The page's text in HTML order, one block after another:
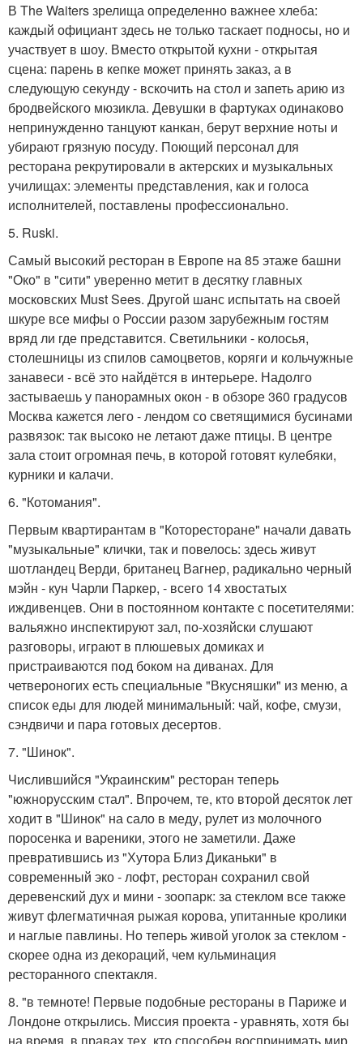
В The Waiters зрелища определенно важнее хлеба:
каждый официант здесь не только таскает подносы, но и
участвует в шоу. Вместо открытой кухни - открытая
сцена: парень в кепке может принять заказ, а в
следующую секунду - вскочить на стол и запеть арию из
бродвейского мюзикла. Девушки в фартуках одинаково
непринужденно танцуют канкан, берут верхние ноты и
убирают грязную посуду. Поющий персонал для
ресторана рекрутировали в актерских и музыкальных
училищах: элементы представления, как и голоса
исполнителей, поставлены профессионально.
5. Ruski.
Самый высокий ресторан в Европе на 85 этаже башни
"Око" в "сити" уверенно метит в десятку главных
московских Must Sees. Другой шанс испытать на своей
шкуре все мифы о России разом зарубежным гостям
вряд ли где представится. Светильники - колосья,
столешницы из спилов самоцветов, коряги и кольчужные
занавеси - всё это найдётся в интерьере. Надолго
застываешь у панорамных окон - в обзоре 360 градусов
Москва кажется лего - лендом со светящимися бусинами
развязок: так высоко не летают даже птицы. В центре
зала стоит огромная печь, в которой готовят кулебяки,
курники и калачи.
6. "Котомания".
Первым квартирантам в "Которесторане" начали давать
"музыкальные" клички, так и повелось: здесь живут
шотландец Верди, британец Вагнер, радикально черный
мэйн - кун Чарли Паркер, - всего 14 хвостатых
иждивенцев. Они в постоянном контакте с посетителями:
вальяжно инспектируют зал, по-хозяйски слушают
разговоры, играют в плюшевых домиках и
пристраиваются под боком на диванах. Для
четвероногих есть специальные "Вкусняшки" из меню, а
список еды для людей минимальный: чай, кофе, смузи,
сэндвичи и пара готовых десертов.
7. "Шинок".
Числившийся "Украинским" ресторан теперь
"южнорусским стал". Впрочем, те, кто второй десяток лет
ходит в "Шинок" на сало в меду, рулет из молочного
поросенка и вареники, этого не заметили. Даже
превратившись из "Хутора Близ Диканьки" в
современный эко - лофт, ресторан сохранил свой
деревенский дух и мини - зоопарк: за стеклом все также
живут флегматичная рыжая корова, упитанные кролики
и наглые павлины. Но теперь живой уголок за стеклом -
скорее одна из декораций, чем кульминация
ресторанного спектакля.
8. "в темноте! Первые подобные рестораны в Париже и
Лондоне открылись. Миссия проекта - уравнять, хотя бы